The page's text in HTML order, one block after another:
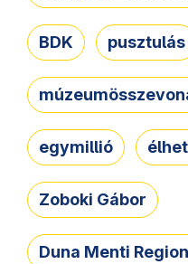
BDK pusztulás
egymillió
Zoboki Gábor
Duna Menti